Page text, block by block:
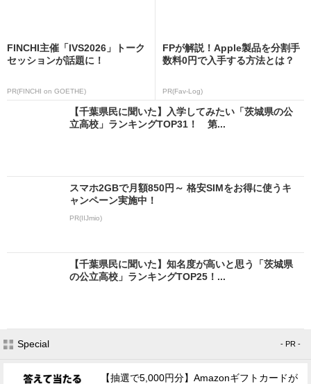
FINCHI主催「IVS2026」トーク
セッションが話題に！
PR(FINCHI on GOETHE)
FPが解説！Apple製品を分割手
数料0円で入手する方法とは？
PR(Fav-Log)
【千葉県民に聞いた】入学してみたい「茨城県の公
立高校」ランキングTOP31！ 第...
スマホ2GBで月額850円～ 格安SIMをお得に使うキ
ャンペーン実施中！
PR(IIJmio)
【千葉県民に聞いた】知名度が高いと思う「茨城県
の公立高校」ランキングTOP25！...
Special - PR -
【抽選で5,000円分】Amazonギフトカードが